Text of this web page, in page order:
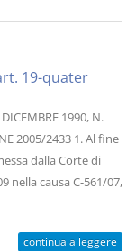
19-quater
1990, N.
2005/2433 1. Al fine
dalla Corte di
nella causa C-561/07,
continua a leggere